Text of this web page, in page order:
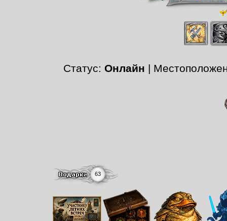
Статус: Онлайн |
63